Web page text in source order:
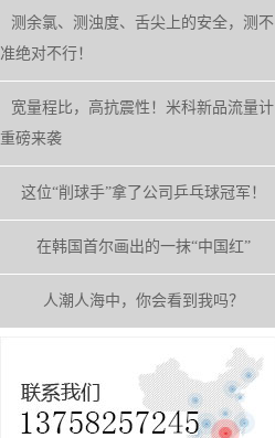
测余氯、测浊度、舌尖上的安全，测不
准绝对不行！
宽量程比，高抗震性！米科新品流量计
重磅来袭
这位“削球手”拿了公司乒乓球冠军！
在韩国首尔画出的一抹“中国红”
人潮人海中，你会看到我吗？